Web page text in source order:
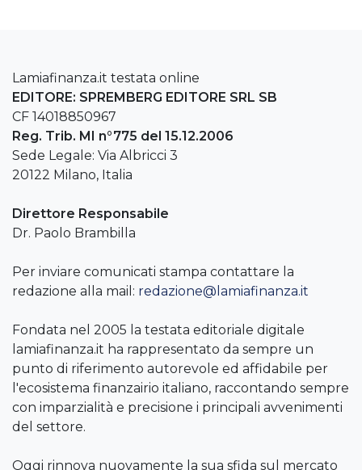
Lamiafinanza.it testata online
EDITORE: SPREMBERG EDITORE SRL SB
CF 14018850967
Reg. Trib. MI n°775 del 15.12.2006
Sede Legale: Via Albricci 3
20122 Milano, Italia
Direttore Responsabile
Dr. Paolo Brambilla
Per inviare comunicati stampa contattare la
redazione alla mail: redazione@lamiafinanza.it
Fondata nel 2005 la testata editoriale digitale
lamiafinanza.it ha rappresentato da sempre un
punto di riferimento autorevole ed affidabile per
l'ecosistema finanzairio italiano, raccontando sempre
con imparzialità e precisione i principali avvenimenti
del settore.
Oggi rinnova nuovamente la sua sfida sul mercato